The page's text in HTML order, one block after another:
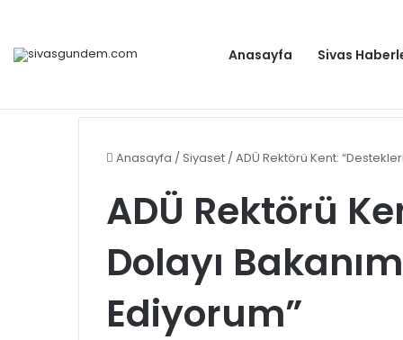
Anasayfa Sivas
Anasayfa /Siyaset /ADÜ Rektörü Kent:
ADÜ Rektörü
Dolayı
Ediyorum”